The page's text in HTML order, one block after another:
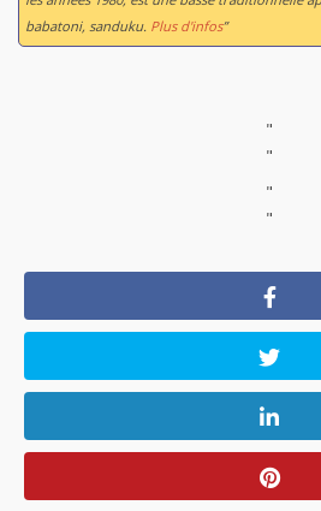
babatoni, sanduku. Plus d'infos”
"
"
"
"